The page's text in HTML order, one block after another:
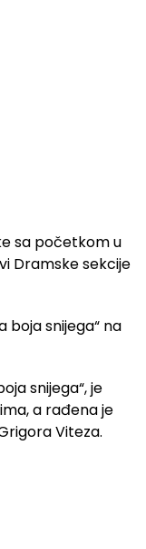
sa početkom u
Dramske sekcije
snijega“, je
a rađena je
Viteza.